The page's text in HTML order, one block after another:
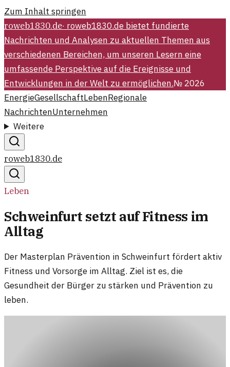
Zum Inhalt springen
roweb1830.de· roweb1830.de bietet fundierte
Nachrichten und Analysen zu aktuellen Themen aus
verschiedenen Bereichen, um unseren Lesern eine
umfassende Perspektive auf die Ereignisse und
Entwicklungen in der Welt zu ermöglichen.№ 2026
EnergieGesellschaftLebenRegionale
NachrichtenUnternehmen
Weitere
roweb1830.de
Leben
Schweinfurt setzt auf Fitness im
Alltag
Der Masterplan Prävention in Schweinfurt fördert aktiv
Fitness und Vorsorge im Alltag. Ziel ist es, die
Gesundheit der Bürger zu stärken und Prävention zu
leben.